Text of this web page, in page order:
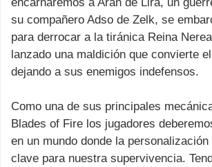
su compañero Adso de Zelk, se
para derrocar a la tiránica Reina
lanzado una maldición que convierte
dejando a sus enemigos indefensos.
Como una de sus principales
Blades of Fire los jugadores
en un mundo donde la
clave para nuestra supervivencia.